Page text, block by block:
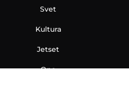
Svet
Kultura
Jetset
Ona